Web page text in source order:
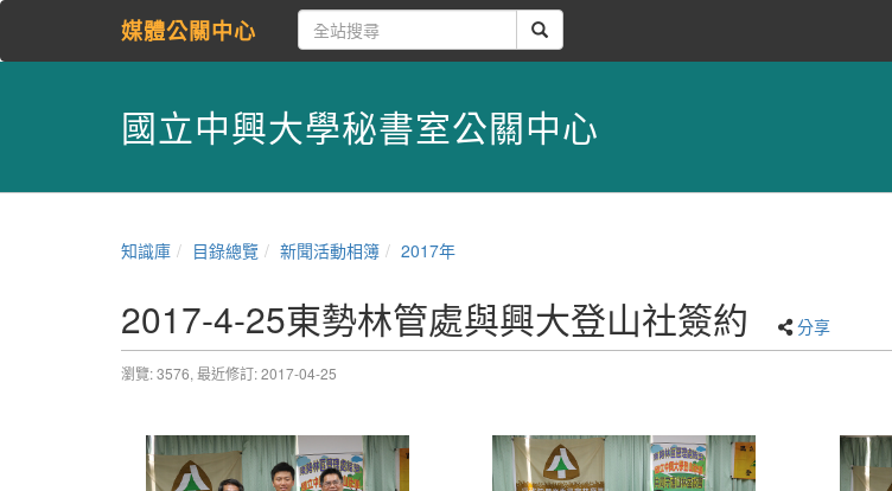
媒體公關中心
國立中興大學秘書室公關中心
知識庫 目錄總覽 新聞活動相簿 2017年
2017-4-25東勢林管處與興大登山社簽約 分享
瀏覽: 3576, 最近修訂: 2017-04-25